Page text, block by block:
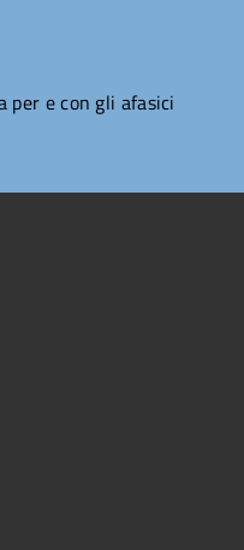
per e con gli afasici